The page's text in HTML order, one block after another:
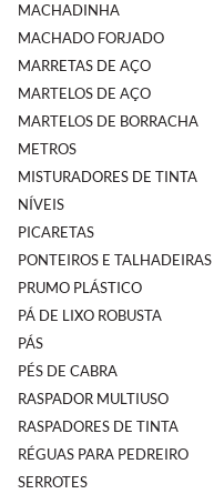
MACHADINHA
MACHADO FORJADO
MARRETAS DE AÇO
MARTELOS DE AÇO
MARTELOS DE BORRACHA
METROS
MISTURADORES DE TINTA
NÍVEIS
PICARETAS
PONTEIROS E TALHADEIRAS
PRUMO PLÁSTICO
PÁ DE LIXO ROBUSTA
PÁS
PÉS DE CABRA
RASPADOR MULTIUSO
RASPADORES DE TINTA
RÉGUAS PARA PEDREIRO
SERROTES